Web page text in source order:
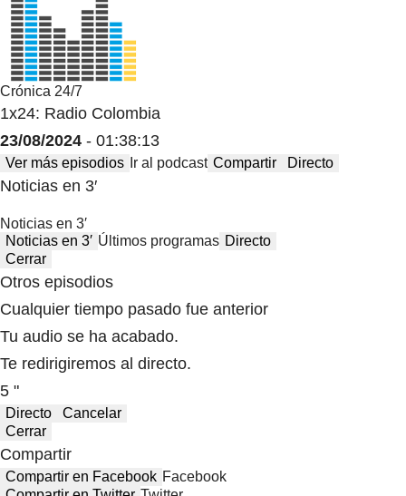
Crónica 24/7
1x24: Radio Colombia
23/08/2024 - 01:38:13
Ver más episodios Ir al podcast Compartir Directo
Noticias en 3′
Noticias en 3′
Noticias en 3′ Últimos programas Directo
Cerrar
Otros episodios
Cualquier tiempo pasado fue anterior
Tu audio se ha acabado.
Te redirigiremos al directo.
5 "
Directo
Cancelar
Cerrar
Compartir
Compartir en Facebook Facebook